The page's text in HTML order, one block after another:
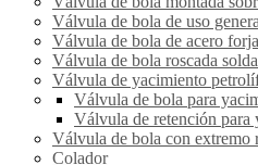
Válvula de bola de uso
Válvula de bola de acero
Válvula de bola roscada
Válvula de yacimiento
Válvula de bola para
Válvula de retención para
Válvula de bola con extremo
Colador